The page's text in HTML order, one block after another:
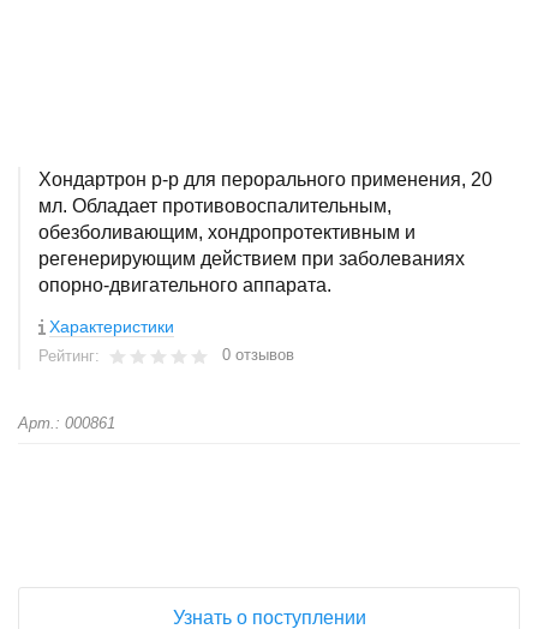
Хондартрон р-р для перорального применения, 20
мл. Обладает противовоспалительным,
обезболивающим, хондропротективным и
регенерирующим действием при заболеваниях
опорно-двигательного аппарата.
Характеристики
Рейтинг: 0 отзывов
Арт.: 000861
Узнать о поступлении